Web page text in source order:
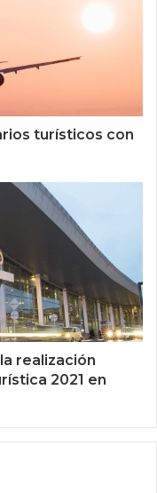
turísticos con
realización
2021 en